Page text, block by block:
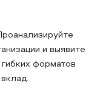
и выявите
форматов